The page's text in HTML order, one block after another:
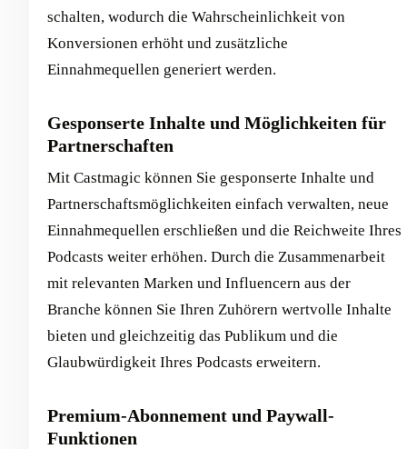
schalten, wodurch die Wahrscheinlichkeit von
Konversionen erhöht und zusätzliche
Einnahmequellen generiert werden.
Gesponserte Inhalte und Möglichkeiten für
Partnerschaften
Mit Castmagic können Sie gesponserte Inhalte und
Partnerschaftsmöglichkeiten einfach verwalten, neue
Einnahmequellen erschließen und die Reichweite Ihres
Podcasts weiter erhöhen. Durch die Zusammenarbeit
mit relevanten Marken und Influencern aus der
Branche können Sie Ihren Zuhörern wertvolle Inhalte
bieten und gleichzeitig das Publikum und die
Glaubwürdigkeit Ihres Podcasts erweitern.
Premium-Abonnement und Paywall-
Funktionen